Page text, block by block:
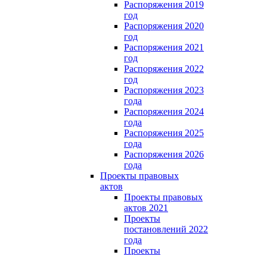
Распоряжения 2019
год
Распоряжения 2020
год
Распоряжения 2021
год
Распоряжения 2022
год
Распоряжения 2023
года
Распоряжения 2024
года
Распоряжения 2025
года
Распоряжения 2026
года
Проекты правовых
актов
Проекты правовых
актов 2021
Проекты
постановлений 2022
года
Проекты